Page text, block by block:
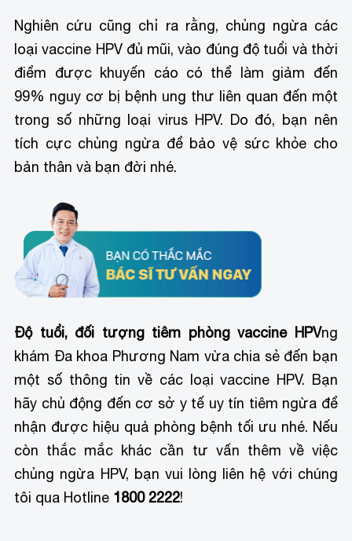
Nghiên cứu cũng chỉ ra rằng, chủng ngừa các
loại vaccine HPV đủ mũi, vào đúng độ tuổi và thời
điểm được khuyến cáo có thể làm giảm đến
99% nguy cơ bị bệnh ung thư liên quan đến một
trong số những loại virus HPV. Do đó, bạn nên
tích cực chủng ngừa để bảo vệ sức khỏe cho
bản thân và bạn đời nhé.
Độ tuổi, đối tượng tiêm phòng vaccine HPVng
khám Đa khoa Phương Nam vừa chia sẻ đến bạn
một số thông tin về các loại vaccine HPV. Bạn
hãy chủ động đến cơ sở y tế uy tín tiêm ngừa để
nhận được hiệu quả phòng bệnh tối ưu nhé. Nếu
còn thắc mắc khác cần tư vấn thêm về việc
chủng ngừa HPV, bạn vui lòng liên hệ với chúng
tôi qua Hotline 1800 2222!